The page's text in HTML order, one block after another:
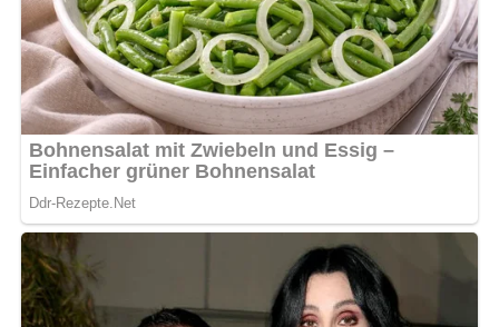
Zitronenkuchen
Man erhöht die Zuckerbeigabe des Grundteiges auf 200 g,
mischt das Abgeriebene einer Zitrone und den Saft von 2
großen oder 3 kleinen Zitronen mit ein. (Die
Flüssigkeitszugabe muß dann entsprechend verringert
werden!) Mit Zuckerglasurüberziehen.
Würziger Mandelkuchen
125 g vorbereitete Mandeln werden in dünne Späne
geschnitten und dem Grundteig beigefügt. An Gewürzen